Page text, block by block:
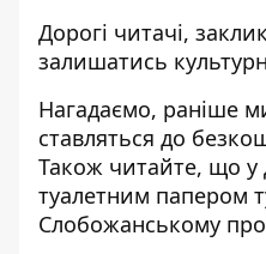
Дорогі читачі,
залишатись
Нагадаємо, раніше
ставляться до
Також читайте, що у
туалетним папером
Слобожанському